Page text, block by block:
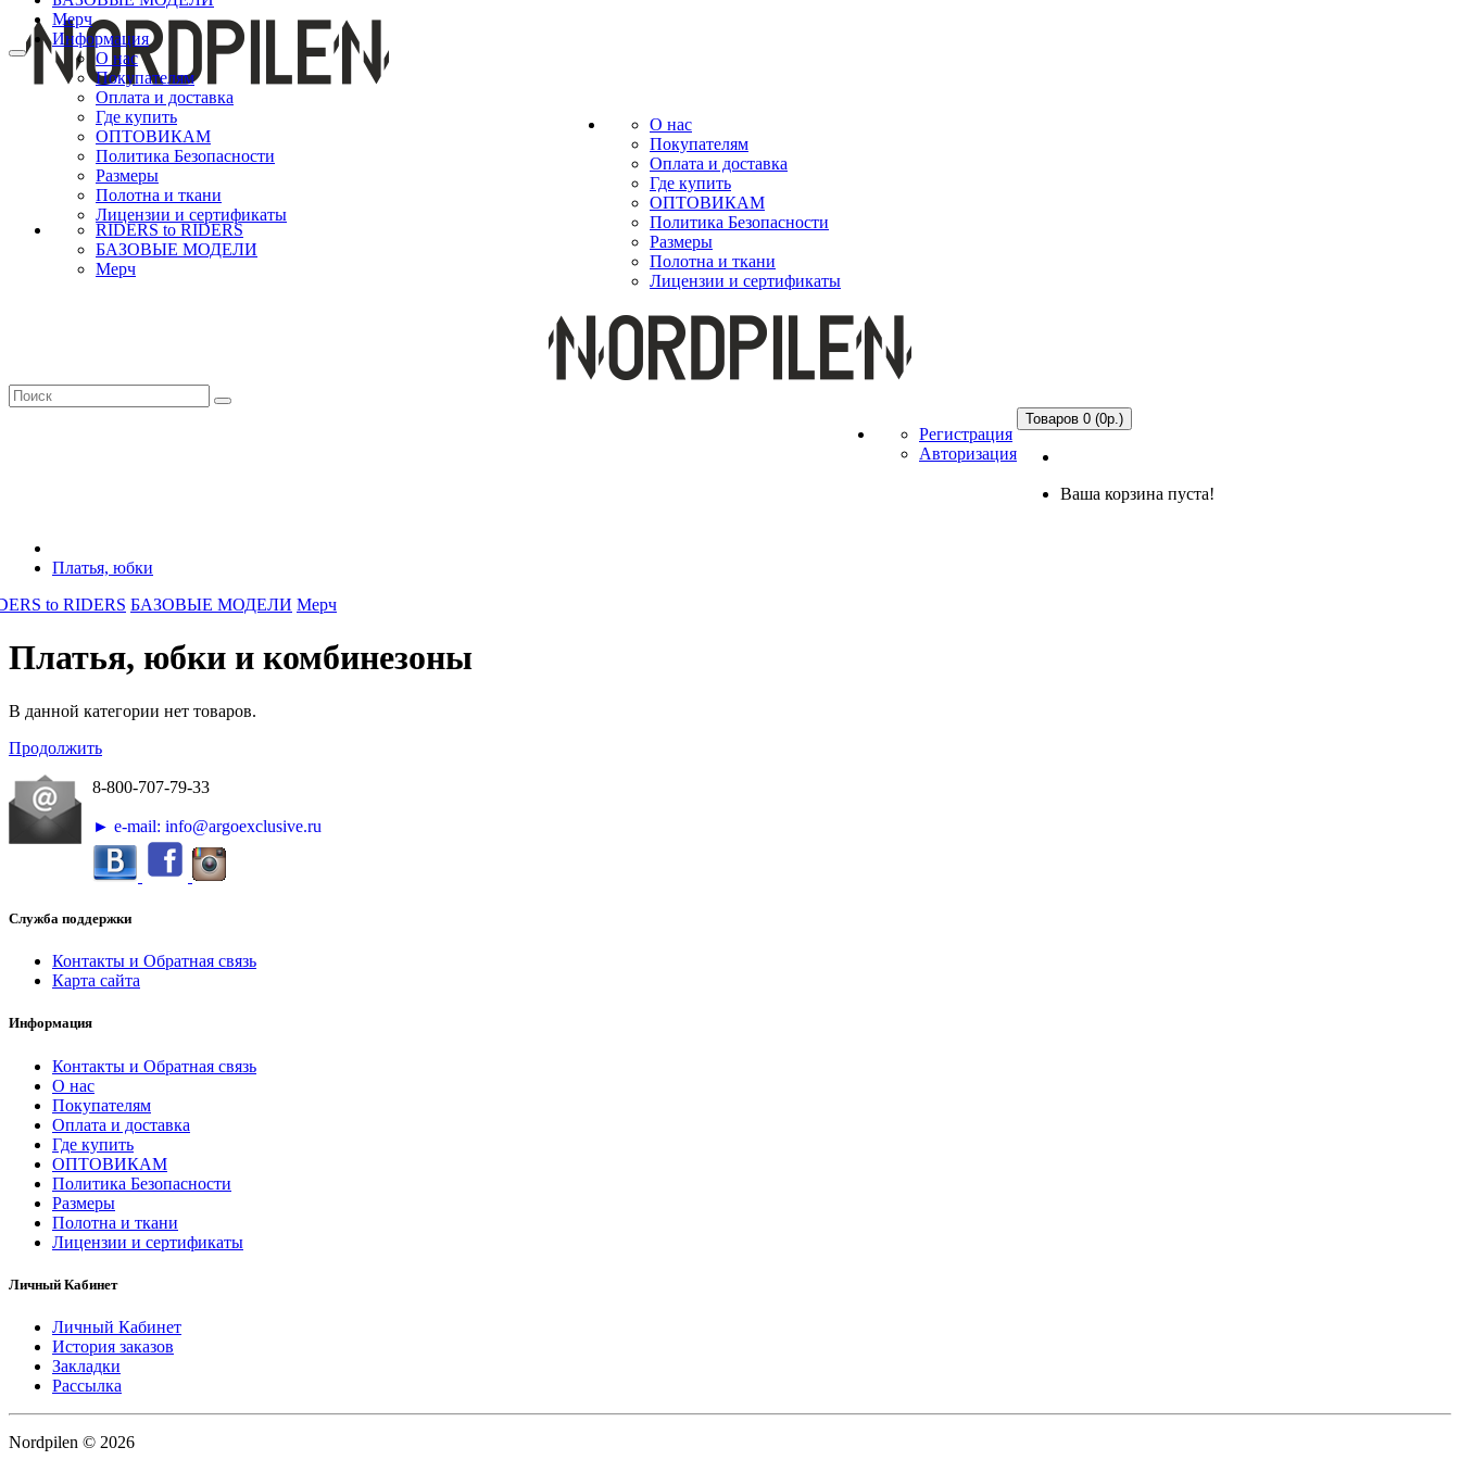
Мерч
Информация
О нас
Покупателям
Оплата и доставка
Где купить
ОПТОВИКАМ
Политика Безопасности
Размеры
Полотна и ткани
Лицензии и сертификаты
RIDERS to RIDERS
БАЗОВЫЕ МОДЕЛИ
Мерч
О нас
Покупателям
Оплата и доставка
Где купить
ОПТОВИКАМ
Политика Безопасности
Размеры
Полотна и ткани
Лицензии и сертификаты
Регистрация
Авторизация
Товаров 0 (0р.)
Ваша корзина пуста!
Платья, юбки
to RIDERS БАЗОВЫЕ МОДЕЛИ Мерч
Платья, юбки и комбинезоны
В данной категории нет товаров.
Продолжить
8-800-707-79-33
► e-mail: info@argoexclusive.ru
Служба поддержки
Контакты и Обратная связь
Карта сайта
Информация
Контакты и Обратная связь
О нас
Покупателям
Оплата и доставка
Где купить
ОПТОВИКАМ
Политика Безопасности
Размеры
Полотна и ткани
Лицензии и сертификаты
Личный Кабинет
Личный Кабинет
История заказов
Закладки
Рассылка
Nordpilen © 2026